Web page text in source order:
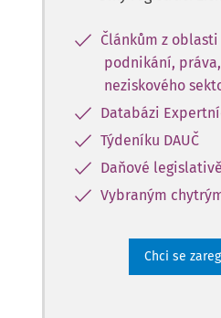
Článkům z
podnikání,
neziskového
Databázi
Týdeníku DAUČ
Daňové legislativě
Vybraným
Chci se